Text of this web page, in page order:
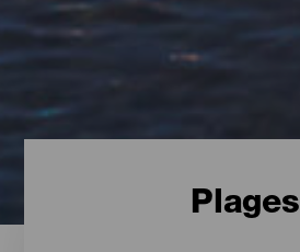
Plages